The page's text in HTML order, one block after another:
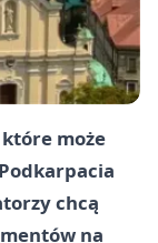
może
chcą
na